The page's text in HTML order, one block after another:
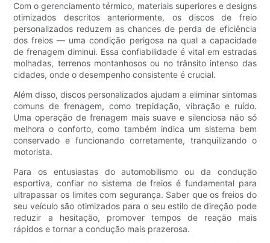
Com o gerenciamento térmico, materiais superiores e designs
otimizados descritos anteriormente, os discos de freio
personalizados reduzem as chances de perda de eficiência
dos freios — uma condição perigosa na qual a capacidade
de frenagem diminui. Essa confiabilidade é vital em estradas
molhadas, terrenos montanhosos ou no trânsito intenso das
cidades, onde o desempenho consistente é crucial.
Além disso, discos personalizados ajudam a eliminar sintomas
comuns de frenagem, como trepidação, vibração e ruído.
Uma operação de frenagem mais suave e silenciosa não só
melhora o conforto, como também indica um sistema bem
conservado e funcionando corretamente, tranquilizando o
motorista.
Para os entusiastas do automobilismo ou da condução
esportiva, confiar no sistema de freios é fundamental para
ultrapassar os limites com segurança. Saber que os freios do
seu veículo são otimizados para o seu estilo de direção pode
reduzir a hesitação, promover tempos de reação mais
rápidos e tornar a condução mais prazerosa.